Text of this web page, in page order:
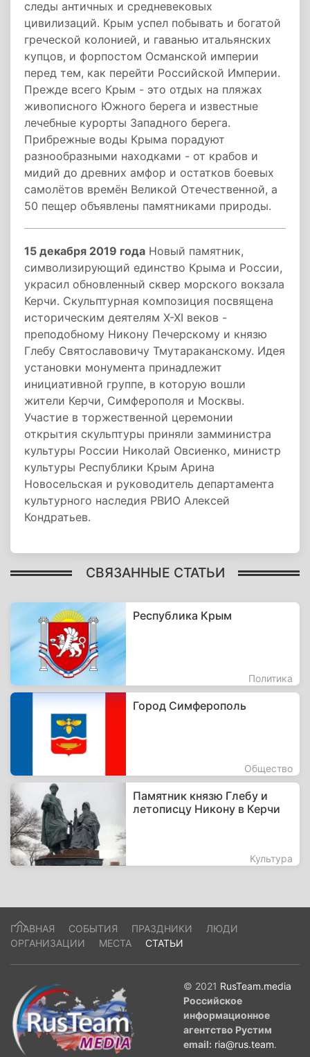
следы античных и средневековых
цивилизаций. Крым успел побывать и богатой
греческой колонией, и гаванью итальянских
купцов, и форпостом Османской империи
перед тем, как перейти Российской Империи.
Прежде всего Крым - это отдых на пляжах
живописного Южного берега и известные
лечебные курорты Западного берега.
Прибрежные воды Крыма порадуют
разнообразными находками - от крабов и
мидий до древних амфор и остатков боевых
самолётов времён Великой Отечественной, а
50 пещер объявлены памятниками природы.
15 декабря 2019 года Новый памятник,
символизирующий единство Крыма и России,
украсил обновленный сквер морского вокзала
Керчи. Скульптурная композиция посвящена
историческим деятелям X-XI веков -
преподобному Никону Печерскому и князю
Глебу Святославовичу Тмутараканскому. Идея
установки монумента принадлежит
инициативной группе, в которую вошли
жители Керчи, Симферополя и Москвы.
Участие в торжественной церемонии
открытия скульптуры приняли замминистра
культуры России Николай Овсиенко, министр
культуры Республики Крым Арина
Новосельская и руководитель департамента
культурного наследия РВИО Алексей
Кондратьев.
СВЯЗАННЫЕ СТАТЬИ
Республика Крым
Политика
Город Симферополь
Общество
Памятник князю Глебу и
летописцу Никону в Керчи
Культура
ГЛАВНАЯ СОБЫТИЯ ПРАЗДНИКИ
ЛЮДИ
ОРГАНИЗАЦИИ
МЕСТА СТАТЬИ
© 2021 RusTeam.media
Российское
информационное
агентство Рустим
email: ria@rus.team.